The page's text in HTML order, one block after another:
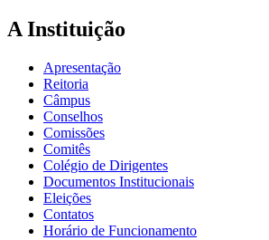
A Instituição
Apresentação
Reitoria
Câmpus
Conselhos
Comissões
Comitês
Colégio de Dirigentes
Documentos Institucionais
Eleições
Contatos
Horário de Funcionamento